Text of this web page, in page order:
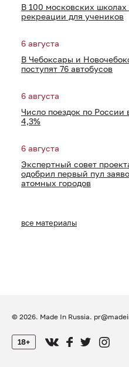
В 100 московских
рекреации для учеников
6 августа
В Чебоксары и
поступят 76 автобусов
6 августа
Число поездок по России
4,3%
6 августа
Экспертный совет
одобрил первый пул
атомных городов
все материалы
© 2026. Made In Russia.
18+